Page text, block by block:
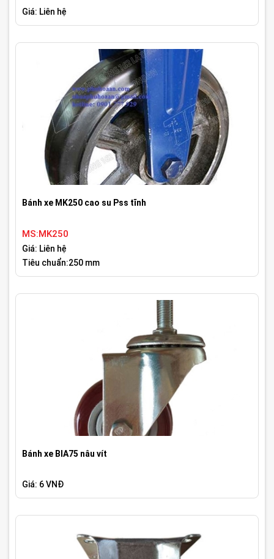
Giá: Liên hệ
Bánh xe MK250 cao su Pss tĩnh
MS:MK250
Giá: Liên hệ
Tiêu chuẩn:250 mm
Bánh xe BIA75 nâu vít
Giá: 6 VNĐ